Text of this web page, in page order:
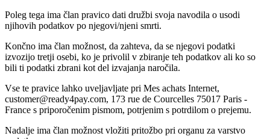
Poleg tega ima član pravico dati družbi svoja navodila o usodi
njihovih podatkov po njegovi/njeni smrti.
Končno ima član možnost, da zahteva, da se njegovi podatki
izvozijo tretji osebi, ko je privolil v zbiranje teh podatkov ali ko so
bili ti podatki zbrani kot del izvajanja naročila.
Vse te pravice lahko uveljavljate pri Mes achats Internet,
customer@ready4pay.com, 173 rue de Courcelles 75017 Paris -
France s priporočenim pismom, potrjenim s potrdilom o prejemu.
Nadalje ima član možnost vložiti pritožbo pri organu za varstvo